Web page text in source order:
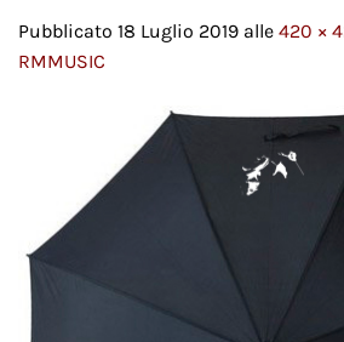
Pubblicato 18 Luglio 2019 alle 420 ×
RMMUSIC